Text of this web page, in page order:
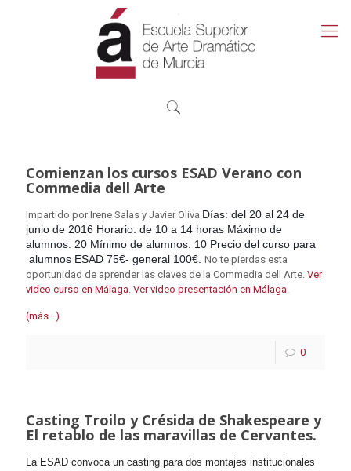
Comienzan los cursos ESAD Verano con
Commedia dell Arte
Impartido por Irene Salas y Javier Oliva Días: del 20 al 24 de
junio de 2016 Horario: de 10 a 14 horas Máximo de
alumnos: 20 Mínimo de alumnos: 10 Precio del curso para
alumnos ESAD 75€- general 100€. No te pierdas esta
oportunidad de aprender las claves de la Commedia dell Arte. Ver
video curso en Málaga. Ver video presentación en Málaga.
(más…)
0
Casting Troilo y Crésida de Shakespeare y
El retablo de las maravillas de Cervantes.
La ESAD convoca un casting para dos montajes institucionales